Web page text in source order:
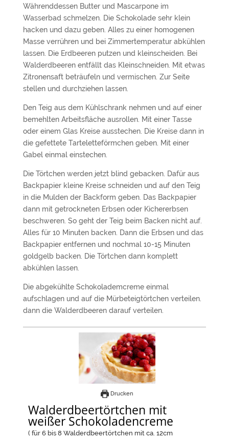
Währenddessen Butter und Mascarpone im
Wasserbad schmelzen. Die Schokolade sehr klein
hacken und dazu geben. Alles zu einer homogenen
Masse verrühren und bei Zimmertemperatur abkühlen
lassen. Die Erdbeeren putzen und kleinscheiden. Bei
Walderdbeeren entfällt das Kleinschneiden. Mit etwas
Zitronensaft beträufeln und vermischen. Zur Seite
stellen und durchziehen lassen.
Den Teig aus dem Kühlschrank nehmen und auf einer
bemehlten Arbeitsfläche ausrollen. Mit einer Tasse
oder einem Glas Kreise ausstechen. Die Kreise dann in
die gefettete Tarteletteförmchen geben. Mit einer
Gabel einmal einstechen.
Die Törtchen werden jetzt blind gebacken. Dafür aus
Backpapier kleine Kreise schneiden und auf den Teig
in die Mulden der Backform geben. Das Backpapier
dann mit getrockneten Erbsen oder Kichererbsen
beschweren. So geht der Teig beim Backen nicht auf.
Alles für 10 Minuten backen. Dann die Erbsen und das
Backpapier entfernen und nochmal 10-15 Minuten
goldgelb backen. Die Törtchen dann komplett
abkühlen lassen.
Die abgekühlte Schokolademcreme einmal
aufschlagen und auf die Mürbeteigtörtchen verteilen.
dann die Walderdbeeren darauf verteilen.
Drucken
Walderdbeertörtchen mit
weißer Schokoladencreme
( für 6 bis 8 Walderdbeertörtchen mit ca. 12cm